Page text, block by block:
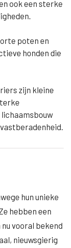
ook een sterke
poten en
honden die
zijn kleine
hun unieke
hebben een
vooral bekend
nieuwsgierig